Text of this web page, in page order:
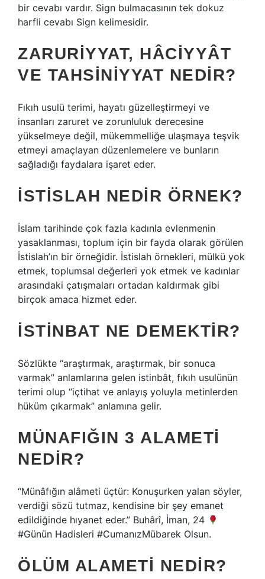
bir cevabı vardır. Sign bulmacasının tek dokuz
harfli cevabı Sign kelimesidir.
ZARURIYYAT, HÂCIYYÂT
VE TAHSINIYYAT NEDIR?
Fıkıh usulü terimi, hayatı güzelleştirmeyi ve
insanları zaruret ve zorunluluk derecesine
yükselmeye değil, mükemmelliğe ulaşmaya teşvik
etmeyi amaçlayan düzenlemelere ve bunların
sağladığı faydalara işaret eder.
İSTISLAH NEDIR ÖRNEK?
İslam tarihinde çok fazla kadınla evlenmenin
yasaklanması, toplum için bir fayda olarak görülen
İstislah’ın bir örneğidir. İstislah örnekleri, mülkü yok
etmek, toplumsal değerleri yok etmek ve kadınlar
arasındaki çatışmaları ortadan kaldırmak gibi
birçok amaca hizmet eder.
İSTINBAT NE DEMEKTIR?
Sözlükte “araştırmak, araştırmak, bir sonuca
varmak” anlamlarına gelen istinbât, fıkıh usulünün
terimi olup “içtihat ve anlayış yoluyla metinlerden
hüküm çıkarmak” anlamına gelir.
MÜNAFIĞIN 3 ALAMETI
NEDIR?
“Münâfığın alâmeti üçtür: Konuşurken yalan söyler,
verdiği sözü tutmaz, kendisine bir şey emanet
edildiğinde hıyanet eder.” Buhârî, İman, 24
#Günün Hadisleri #CumanızMübarek Olsun.
ÖLÜM ALAMETI NEDIR?